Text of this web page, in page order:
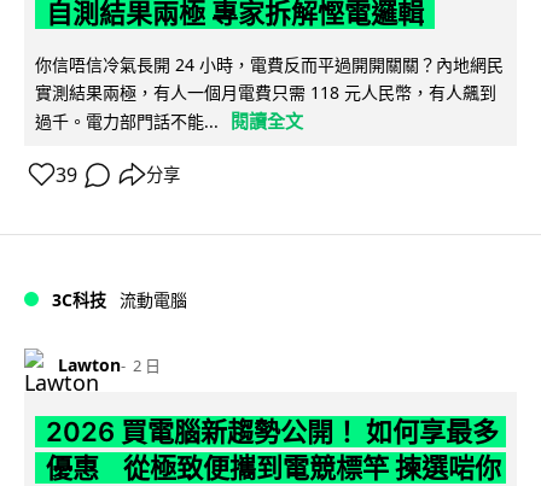
自測結果兩極 專家拆解慳電邏輯
你信唔信冷氣長開 24 小時，電費反而平過開開關關？內地網民
實測結果兩極，有人一個月電費只需 118 元人民幣，有人飆到
過千。電力部門話不能...
閱讀全文
39 分享
3C科技 流動電腦
Lawton 2 日
2026 買電腦新趨勢公開！ 如何享最多
優惠 從極致便攜到電競標竿 揀選啱你